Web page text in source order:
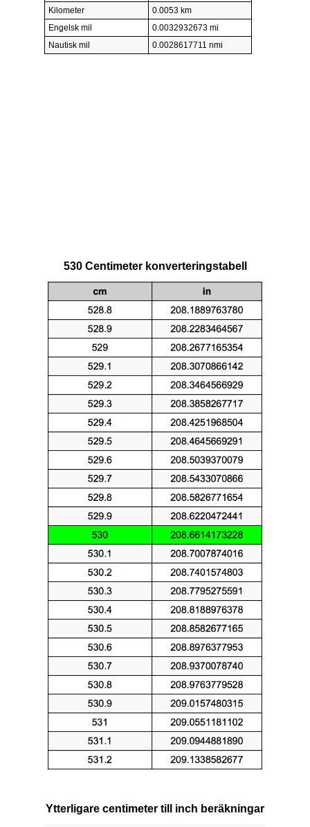
Kilometer
0.0053 km
Engelsk mil
0.0032932673 mi
Nautisk mil
0.0028617711 nmi
530 Centimeter konverteringstabell
Ytterligare centimeter till inch beräkningar